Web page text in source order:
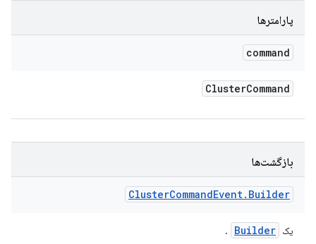
پارامترها
command
ClusterCommand
بازگشت‌ها
ClusterCommandEvent. Builder
یک Builder
.